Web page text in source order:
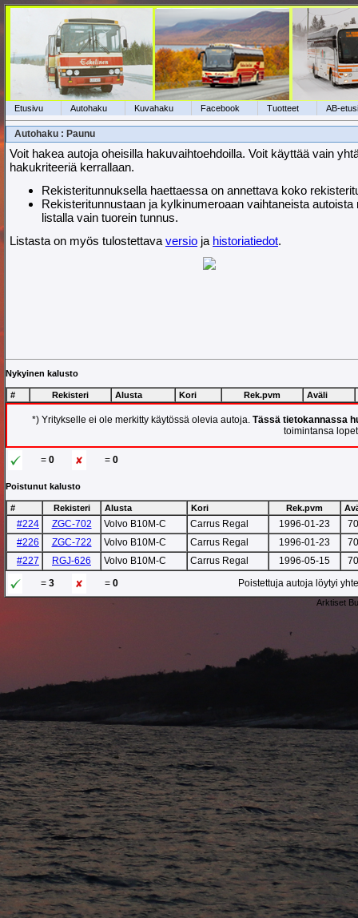
Etusivu Autohaku Kuvahaku Facebook Tuotteet AB-
Autohaku : Paunu
Voit hakea autoja oheisilla hakuvaihtoehdoilla. Voit käyttää vain
hakukriteeriä kerrallaan.
Rekisteritunnuksella haettaessa on annettava koko
Rekisteritunnustaan ja kylkinumeroaan vaihtaneista autoista
listalla vain tuorein tunnus.
Listasta on myös tulostettava versio ja historiatiedot.
Nykyinen kalusto
# Rekisteri Alusta Kori Rek.pvm Aväli
*) Yritykselle ei ole merkitty käytössä olevia autoja. Tässä tietokannassa
toimintansa
= 0 = 0
Poistunut kalusto
# Rekisteri Alusta Kori Rek.pvm
#224 ZGC-702 Volvo B10M-C Carrus Regal 1996-01-23
#226
ZGC-722 Volvo B10M-C Carrus Regal 1996-01-23
#227
RGJ-626 Volvo B10M-C Carrus Regal 1996-05-15
= 3 = 0 Poistettuja autoja löytyi
Arktiset